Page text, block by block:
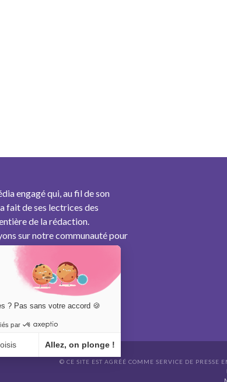
engagé qui, au fil de son
fait de ses lectrices des
de la rédaction.
sur notre communauté pour
pertinent au plus près des
de notre génération.
© CE SITE EST AGRÉÉ COMME SERVICE DE
? Pas sans votre accord 🍪
par
Allez, on plonge !
: Personnalisez vos Options